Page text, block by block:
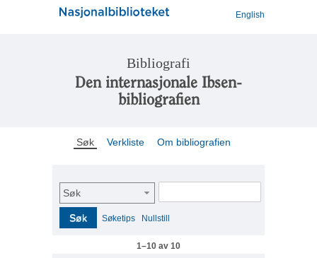
English
Bibliografi
Den internasjonale Ibsen-
bibliografien
Søk Verkliste Om bibliografien
Søk
Søk Søketips Nullstill
1–10 av 10